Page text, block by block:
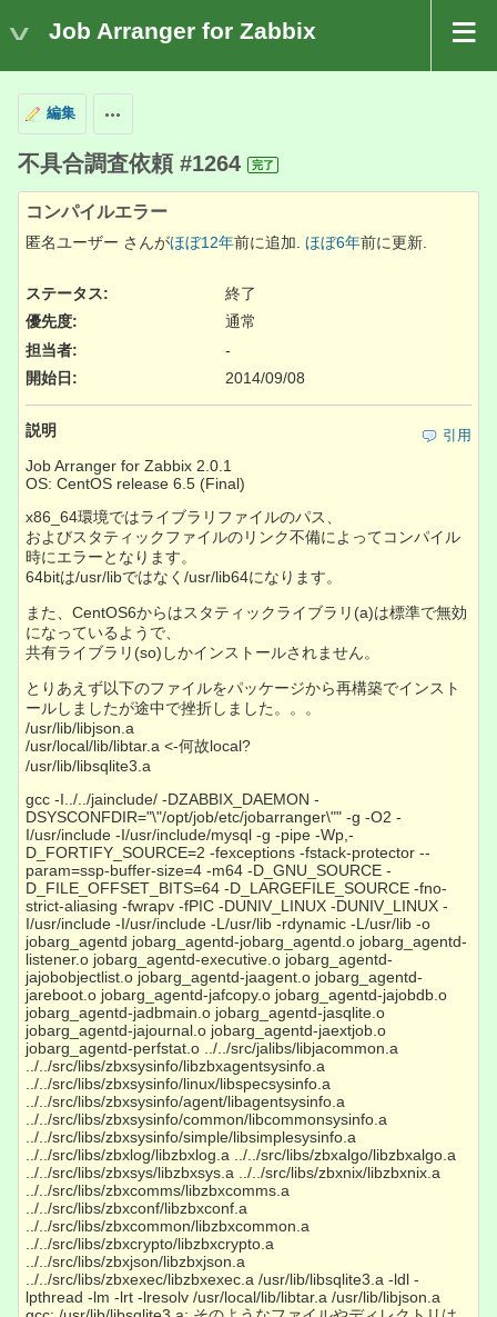
Job Arranger for Zabbix
編集
不具合調査依頼 #1264 完了
コンパイルエラー
匿名ユーザー さんがほぼ12年前に追加. ほぼ6年前に更新.
ステータス:
終了
優先度:
通常
担当者:
-
開始日:
2014/09/08
引用
説明
Job Arranger for Zabbix 2.0.1
OS: CentOS release 6.5 (Final)
x86_64環境ではライブラリファイルのパス、
およびスタティックファイルのリンク不備によってコンパイル
時にエラーとなります。
64bitは/usr/libではなく/usr/lib64になります。
また、CentOS6からはスタティックライブラリ(a)は標準で無効
になっているようで、
共有ライブラリ(so)しかインストールされません。
とりあえず以下のファイルをパッケージから再構築でインスト
ールしましたが途中で挫折しました。。。
/usr/lib/libjson.a
/usr/local/lib/libtar.a <-何故local?
/usr/lib/libsqlite3.a
gcc -I../../jainclude/ -DZABBIX_DAEMON -
DSYSCONFDIR="\"/opt/job/etc/jobarranger\"" -g -O2 -
I/usr/include -I/usr/include/mysql -g -pipe -Wp,-
D_FORTIFY_SOURCE=2 -fexceptions -fstack-protector --
param=ssp-buffer-size=4 -m64 -D_GNU_SOURCE -
D_FILE_OFFSET_BITS=64 -D_LARGEFILE_SOURCE -fno-
strict-aliasing -fwrapv -fPIC -DUNIV_LINUX -DUNIV_LINUX -
I/usr/include -I/usr/include -L/usr/lib -rdynamic -L/usr/lib -o
jobarg_agentd jobarg_agentd-jobarg_agentd.o jobarg_agentd-
listener.o jobarg_agentd-executive.o jobarg_agentd-
jajobobjectlist.o jobarg_agentd-jaagent.o jobarg_agentd-
jareboot.o jobarg_agentd-jafcopy.o jobarg_agentd-jajobdb.o
jobarg_agentd-jadbmain.o jobarg_agentd-jasqlite.o
jobarg_agentd-jajournal.o jobarg_agentd-jaextjob.o
jobarg_agentd-perfstat.o ../../src/jalibs/libjacommon.a
../../src/libs/zbxsysinfo/libzbxagentsysinfo.a
../../src/libs/zbxsysinfo/linux/libspecsysinfo.a
../../src/libs/zbxsysinfo/agent/libagentsysinfo.a
../../src/libs/zbxsysinfo/common/libcommonsysinfo.a
../../src/libs/zbxsysinfo/simple/libsimplesysinfo.a
../../src/libs/zbxlog/libzbxlog.a ../../src/libs/zbxalgo/libzbxalgo.a
../../src/libs/zbxsys/libzbxsys.a ../../src/libs/zbxnix/libzbxnix.a
../../src/libs/zbxcomms/libzbxcomms.a
../../src/libs/zbxconf/libzbxconf.a
../../src/libs/zbxcommon/libzbxcommon.a
../../src/libs/zbxcrypto/libzbxcrypto.a
../../src/libs/zbxjson/libzbxjson.a
../../src/libs/zbxexec/libzbxexec.a /usr/lib/libsqlite3.a -ldl -
lpthread -lm -lrt -lresolv /usr/local/lib/libtar.a /usr/lib/libjson.a